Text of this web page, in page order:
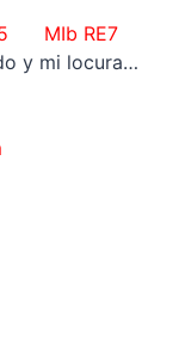
MIb RE7
y mi locura…